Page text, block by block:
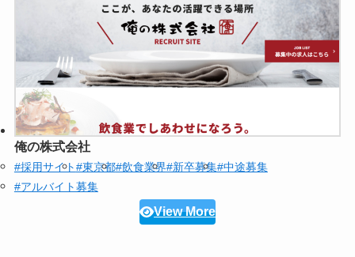
俺の株式会社
#採用サイト#東京都#飲食業界#新卒募集#中途募集
#アルバイト募集
View More